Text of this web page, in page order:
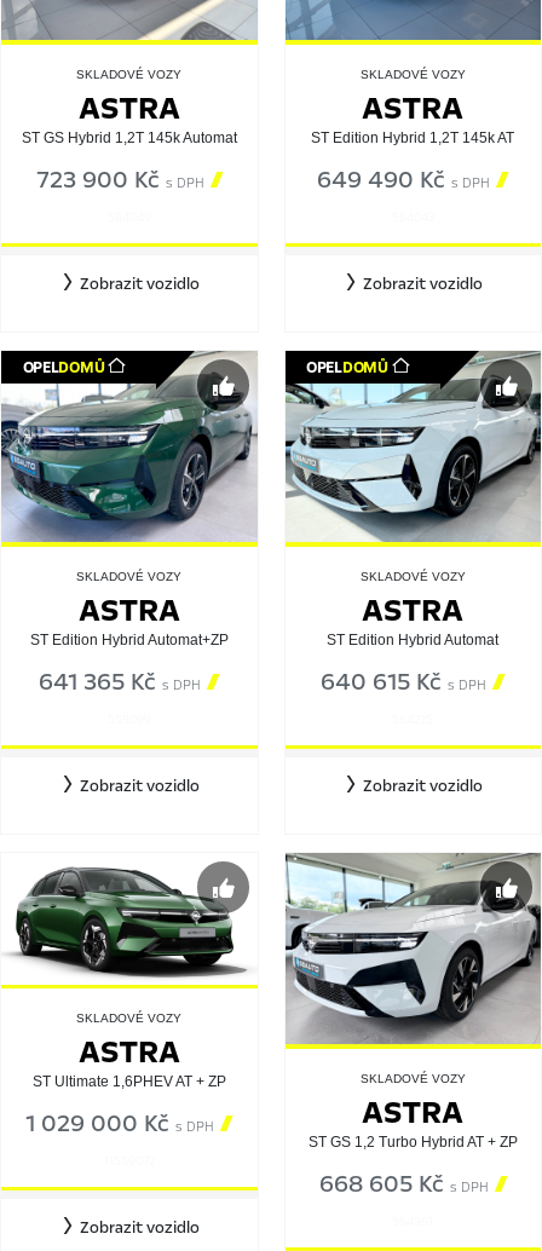
SKLADOVÉ VOZY
ASTRA
ST GS Hybrid 1,2T 145k Automat
723 900 Kč s DPH 
Zobrazit vozidlo
SKLADOVÉ VOZY
ASTRA
ST Edition Hybrid 1,2T 145k AT
649 490 Kčs DPH 
Zobrazit vozidlo
OPELDOMŮ
SKLADOVÉ VOZY
ASTRA
ST Edition Hybrid Automat+ZP
641 365 Kčs DPH 
Zobrazit vozidlo
OPELDOMŮ
SKLADOVÉ VOZY
ASTRA
ST Edition Hybrid Automat
640 615 Kčs DPH 
Zobrazit vozidlo
SKLADOVÉ VOZY
ASTRA
ST Ultimate 1,6PHEV AT + ZP
1 029 000 Kčs DPH 
Zobrazit vozidlo
SKLADOVÉ VOZY
ASTRA
ST GS 1,2 Turbo Hybrid AT + ZP
668 605 Kč s DPH 